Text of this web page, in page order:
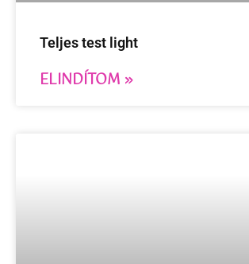
Teljes test light
ELINDÍTOM »